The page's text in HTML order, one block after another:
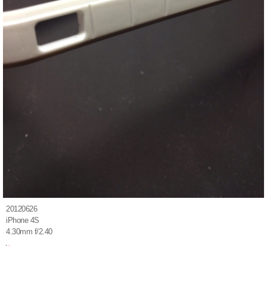
20120626
iPhone 4S
4.30mm f/2.40